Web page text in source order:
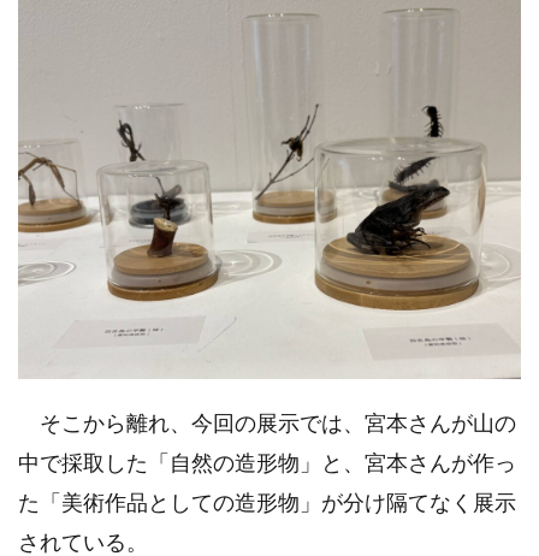
そこから離れ、今回の展示では、宮本さんが山の
中で採取した「自然の造形物」と、宮本さんが作っ
た「美術作品としての造形物」が分け隔てなく展示
されている。